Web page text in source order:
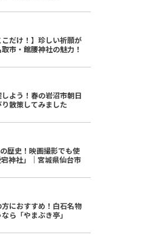
こだけ！】珍しい祈願が
市・館腰神社の魅力！
よう！春の岩沼市朝日
散策してみました
歴史！映画撮影でも使
神社」｜宮城県仙台市
におすすめ！白石名物
ら「やまぶき亭」